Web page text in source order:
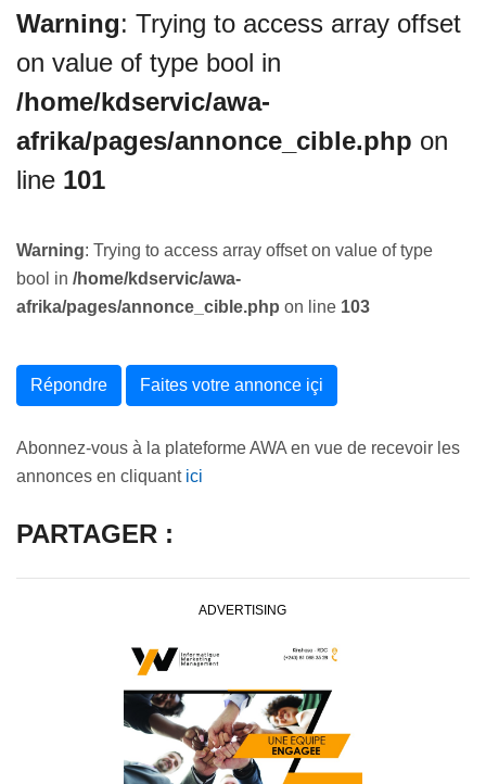
Warning: Trying to access array offset
on value of type bool in
/home/kdservic/awa-
afrika/pages/annonce_cible.php on
line 101
Warning: Trying to access array offset on value of type
bool in /home/kdservic/awa-
afrika/pages/annonce_cible.php on line 103
Répondre Faites votre annonce içi
Abonnez-vous à la plateforme AWA en vue de recevoir les
annonces en cliquant ici
PARTAGER :
ADVERTISING